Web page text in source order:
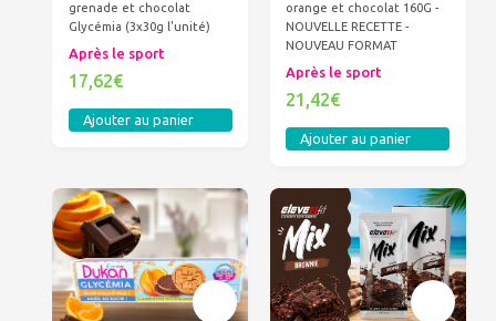
grenade et chocolat
Glycémia (3x30g l'unité)
Après le sport
17,62€
Ajouter au panier
orange et chocolat 160G -
NOUVELLE RECETTE -
NOUVEAU FORMAT
Après le sport
21,42€
Ajouter au panier